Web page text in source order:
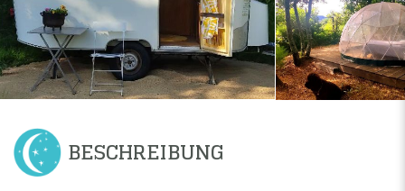
BESCHREIBUNG